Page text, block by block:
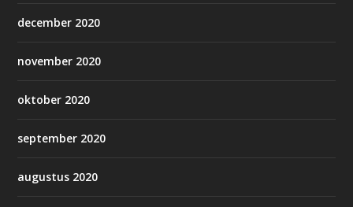
december 2020
november 2020
oktober 2020
september 2020
augustus 2020